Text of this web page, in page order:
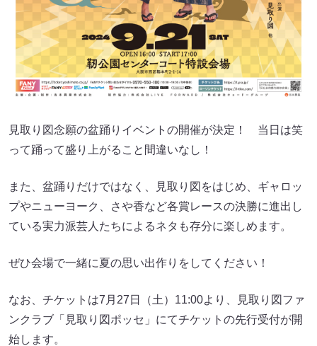
見取り図念願の盆踊りイベントの開催が決定！ 当日は笑
って踊って盛り上がること間違いなし！
また、盆踊りだけではなく、見取り図をはじめ、ギャロッ
プやニューヨーク、さや香など各賞レースの決勝に進出し
ている実力派芸人たちによるネタも存分に楽しめます。
ぜひ会場で一緒に夏の思い出作りをしてください！
なお、チケットは7月27日（土）11:00より、見取り図ファ
ンクラブ「見取り図ポッセ」にてチケットの先行受付が開
始します。